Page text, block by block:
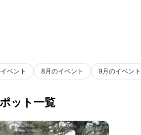
ベント 8月のイベント 9月のイベント
ット一覧